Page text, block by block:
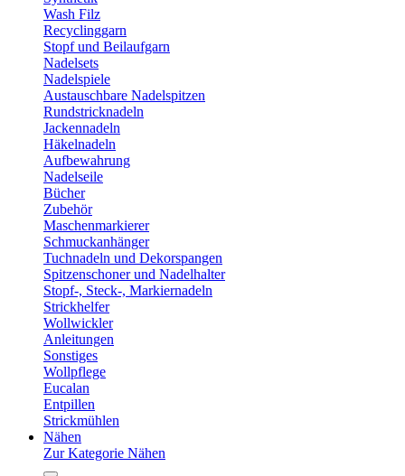
Wash Filz
Recyclinggarn
Stopf und Beilaufgarn
Nadelsets
Nadelspiele
Austauschbare Nadelspitzen
Rundstricknadeln
Jackennadeln
Häkelnadeln
Aufbewahrung
Nadelseile
Bücher
Zubehör
Maschenmarkierer
Schmuckanhänger
Tuchnadeln und Dekorspangen
Spitzenschoner und Nadelhalter
Stopf-, Steck-, Markiernadeln
Strickhelfer
Wollwickler
Anleitungen
Sonstiges
Wollpflege
Eucalan
Entpillen
Strickmühlen
Nähen
Zur Kategorie Nähen